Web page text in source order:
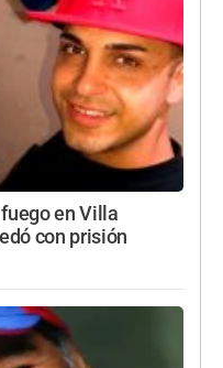
en Villa
con prisión